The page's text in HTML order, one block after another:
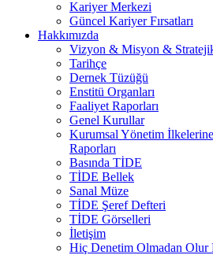
Kariyer Merkezi
Güncel Kariyer Fırsatları
Hakkımızda
Vizyon & Misyon &
Tarihçe
Dernek Tüzüğü
Enstitü Organları
Faaliyet Raporları
Genel Kurullar
Kurumsal Yönetim
Raporları
Basında TİDE
TİDE Bellek
Sanal Müze
TİDE Şeref Defteri
TİDE Görselleri
İletişim
Hiç Denetim Olmadan Olur